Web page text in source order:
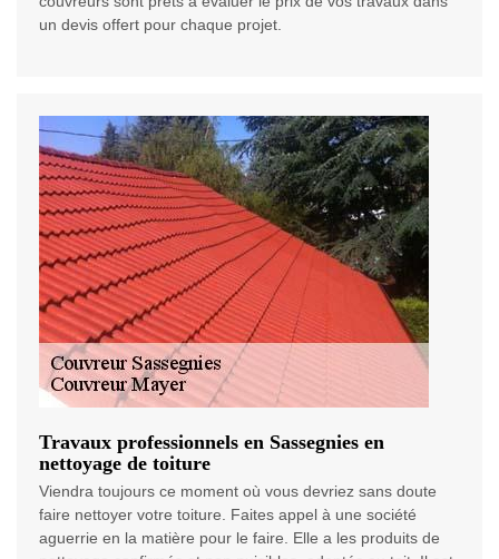
un devis offert pour chaque projet.
Travaux professionnels en Sassegnies en
nettoyage de toiture
Viendra toujours ce moment où vous devriez sans doute
faire nettoyer votre toiture. Faites appel à une société
aguerrie en la matière pour le faire. Elle a les produits de